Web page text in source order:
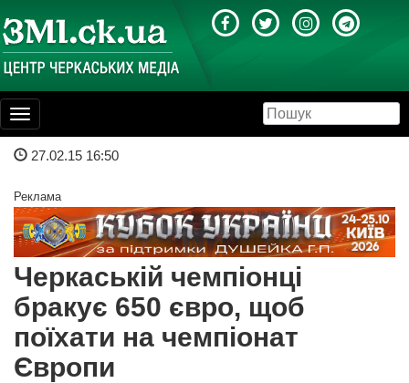
Toggle
navigation
27.02.15 16:50
Реклама
Черкаській чемпіонці
бракує 650 євро, щоб
поїхати на чемпіонат
Європи